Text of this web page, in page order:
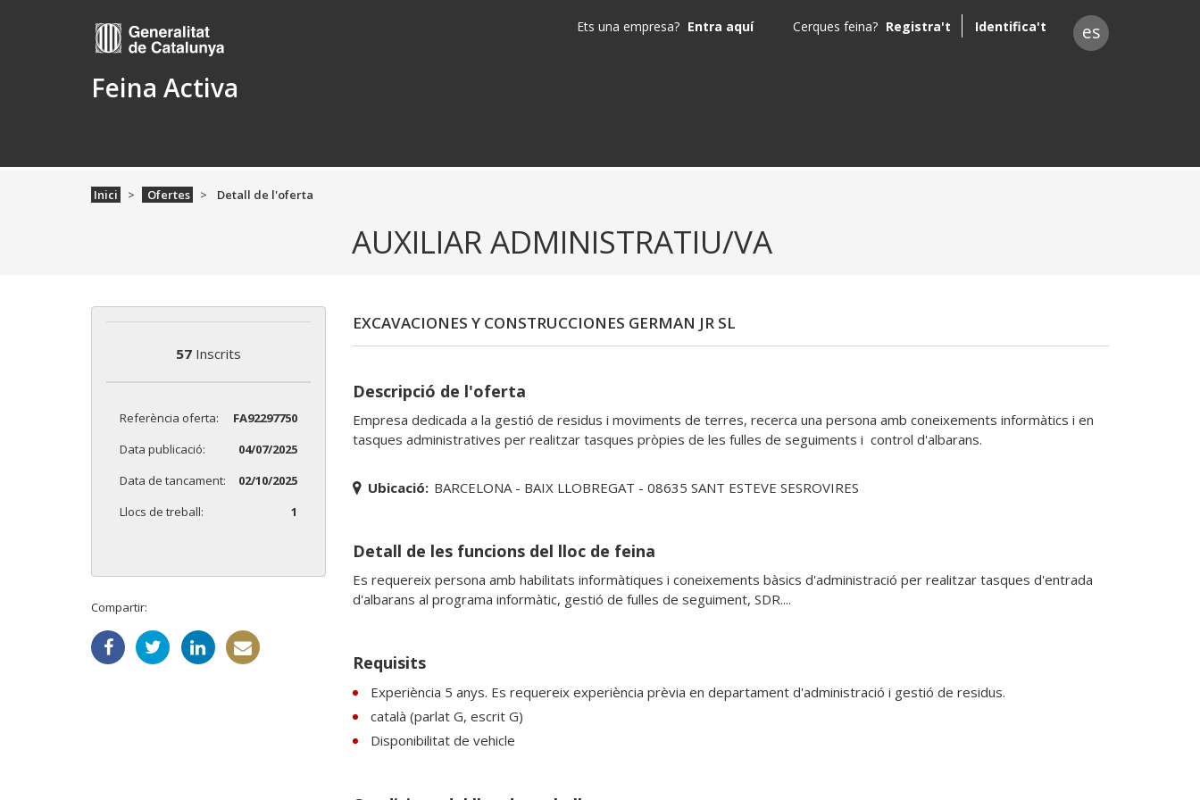
Feina Activa
Ets una empresa? Entra aquí Cerques feina? Registra't Identifica't es
Inici Ofertes Detall de l'oferta
AUXILIAR ADMINISTRATIU/VA
57Inscrits
Referència oferta:
FA92297750
Data publicació:
04/07/2025
Data de tancament:
02/10/2025
Llocs de treball:
1
Compartir:
EXCAVACIONES Y CONSTRUCCIONES GERMAN JR SL
Descripció de l'oferta
Empresa dedicada a la gestió de residus i moviments de terres, recerca una persona amb coneixements informàtics i en
tasques administratives per realitzar tasques pròpies de les fulles de seguiments i  control d'albarans.
Ubicació: BARCELONA - BAIX LLOBREGAT - 08635 SANT ESTEVE SESROVIRES
Detall de les funcions del lloc de feina
Es requereix persona amb habilitats informàtiques i coneixements bàsics d'administració per realitzar tasques d'entrada
d'albarans al programa informàtic, gestió de fulles de seguiment, SDR....
Requisits
Experiència 5 anys. Es requereix experiència prèvia en departament d'administració i gestió de residus.
català (parlat G, escrit G)
Disponibilitat de vehicle